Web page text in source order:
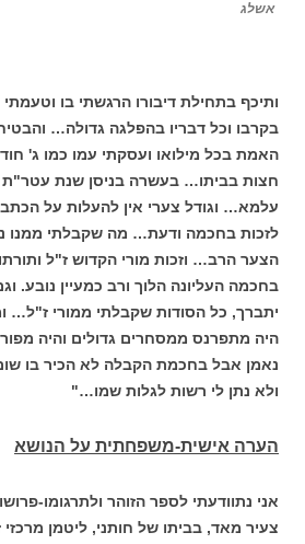
אשלג
ותיכף בתחילת דיבורו הרגשתי בו
בקרבו וכל דבריו בהפלגה גדולה…
האמת בכל מילואו ועסקתי עמו כמו ג'
חצות בביתו… בעשרה בניסן שנת
עלמא… וגודל צערי אין להעלות על
לזכות בחכמה ודעת… מה שקבלתי
הצער הרב… וזכות מורי הקדוש ז"ל
בחכמה העליונה הלוך ורב כמעיין נובע.
יתברך, כל הסודות שקבלתי ממורי ז"ל…
היה מתפרנס ממסחרים גדולים והיה
נאמן אבל בחכמת הקבלה לא הכיר בו
ולא נתן לי רשות לגלות שמו…"
הערה אישית-משפחתית על הנושא
אני נתוודעתי לספר הזוהר ולתרגומו-
צעיר מאד, בביתו של חותני, ליטמן